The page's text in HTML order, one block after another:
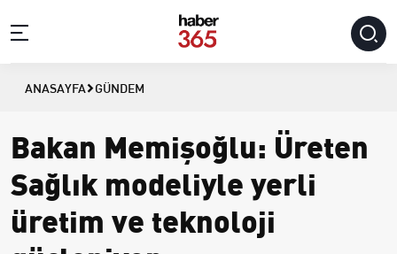
ANASAYFA GÜNDEM
Bakan Memişoğlu: Üreten
Sağlık modeliyle yerli
üretim ve teknoloji